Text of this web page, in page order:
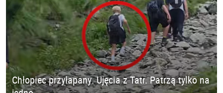
Chłopiec przyłapany. Ujęcia z Tatr. Patrzą tylko na